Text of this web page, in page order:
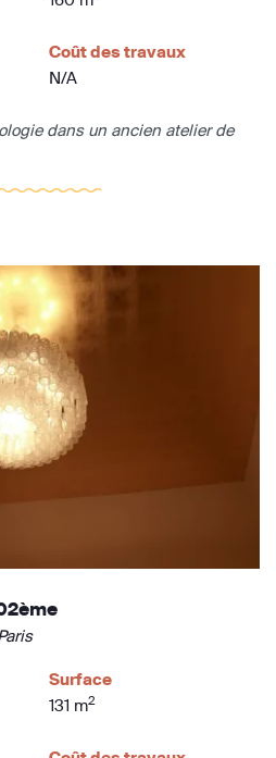
Coût des travaux
N/A
dans un ancien atelier de
Surface
131 m2